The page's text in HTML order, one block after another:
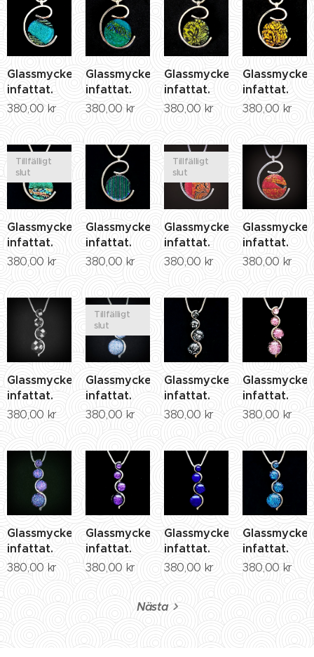
Glassmycke
infattat.
380,00 kr
Glassmycke
infattat.
380,00 kr
Glassmycke
infattat.
380,00 kr
Glassmycke
infattat.
380,00 kr
Glassmycke
infattat.
Tillfälligt
slut
380,00 kr
Glassmycke
infattat.
380,00 kr
Glassmycke
infattat.
Tillfälligt
slut
380,00 kr
Glassmycke
infattat.
380,00 kr
Glassmycke
infattat.
380,00 kr
Glassmycke
infattat.
Tillfälligt
slut
380,00 kr
Glassmycke
infattat.
380,00 kr
Glassmycke
infattat.
380,00 kr
Glassmycke
infattat.
380,00 kr
Glassmycke
infattat.
380,00 kr
Glassmycke
infattat.
380,00 kr
Glassmycke
infattat.
380,00 kr
Nästa